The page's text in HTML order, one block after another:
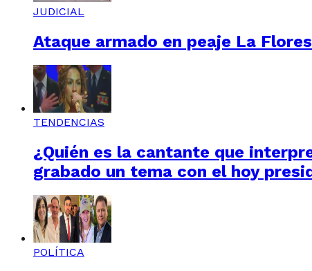
JUDICIAL
Ataque armado en peaje La
TENDENCIAS
¿Quién es la cantante que
grabado un tema con el hoy
POLÍTICA